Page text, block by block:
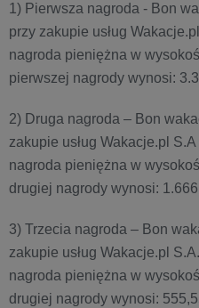
1) Pierwsza nagroda - Bon
przy zakupie usług
nagroda pieniężna w
pierwszej nagrody wynosi:
2) Druga nagroda – Bon
zakupie usług Wakacje.pl
nagroda pieniężna w
drugiej nagrody wynosi:
3) Trzecia nagroda – Bon
zakupie usług Wakacje.pl
nagroda pieniężna w
drugiej nagrody wynosi: